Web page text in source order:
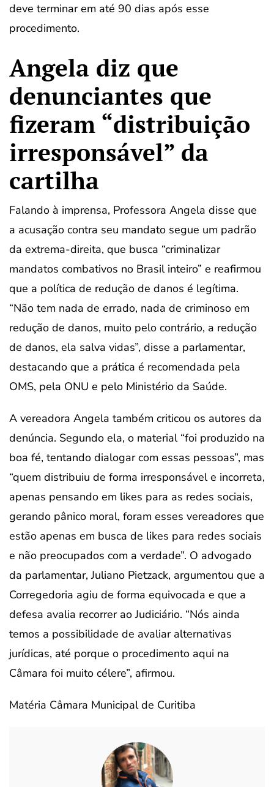
deve terminar em até 90 dias após esse
procedimento.
Angela diz que
denunciantes que
fizeram “distribuição
irresponsável” da
cartilha
Falando à imprensa, Professora Angela disse que
a acusação contra seu mandato segue um padrão
da extrema-direita, que busca “criminalizar
mandatos combativos no Brasil inteiro” e reafirmou
que a política de redução de danos é legítima.
“Não tem nada de errado, nada de criminoso em
redução de danos, muito pelo contrário, a redução
de danos, ela salva vidas”, disse a parlamentar,
destacando que a prática é recomendada pela
OMS, pela ONU e pelo Ministério da Saúde.
A vereadora Angela também criticou os autores da
denúncia. Segundo ela, o material “foi produzido na
boa fé, tentando dialogar com essas pessoas”, mas
“quem distribuiu de forma irresponsável e incorreta,
apenas pensando em likes para as redes sociais,
gerando pânico moral, foram esses vereadores que
estão apenas em busca de likes para redes sociais
e não preocupados com a verdade”. O advogado
da parlamentar, Juliano Pietzack, argumentou que a
Corregedoria agiu de forma equivocada e que a
defesa avalia recorrer ao Judiciário. “Nós ainda
temos a possibilidade de avaliar alternativas
jurídicas, até porque o procedimento aqui na
Câmara foi muito célere”, afirmou.
Matéria Câmara Municipal de Curitiba